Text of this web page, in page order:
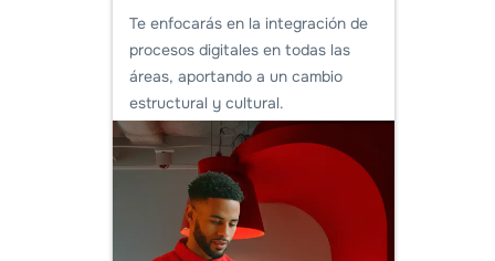
Te enfocarás en la integración de
procesos digitales en todas las
áreas, aportando a un cambio
estructural y cultural.